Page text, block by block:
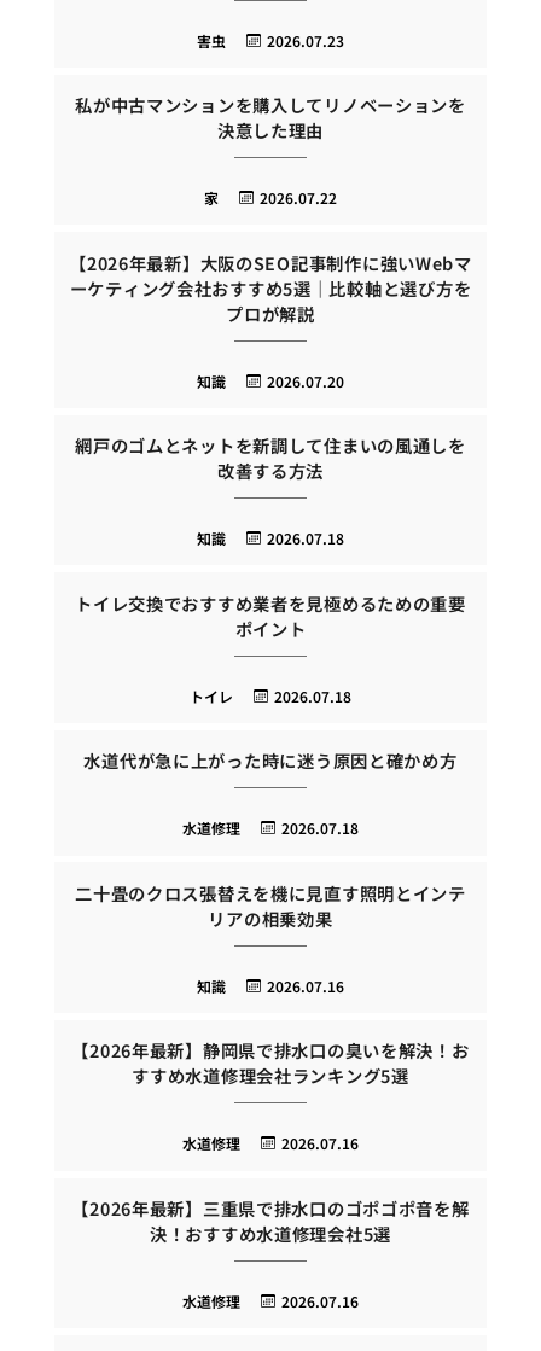
2026.07.23
害虫
私が中古マンションを購入してリノベーションを
決意した理由
2026.07.22
家
【2026年最新】大阪のSEO記事制作に強いWebマ
ーケティング会社おすすめ5選｜比較軸と選び方を
プロが解説
2026.07.20
知識
網戸のゴムとネットを新調して住まいの風通しを
改善する方法
2026.07.18
知識
トイレ交換でおすすめ業者を見極めるための重要
ポイント
2026.07.18
トイレ
水道代が急に上がった時に迷う原因と確かめ方
2026.07.18
水道修理
二十畳のクロス張替えを機に見直す照明とインテ
リアの相乗効果
2026.07.16
知識
【2026年最新】静岡県で排水口の臭いを解決！お
すすめ水道修理会社ランキング5選
2026.07.16
水道修理
【2026年最新】三重県で排水口のゴポゴポ音を解
決！おすすめ水道修理会社5選
2026.07.16
水道修理